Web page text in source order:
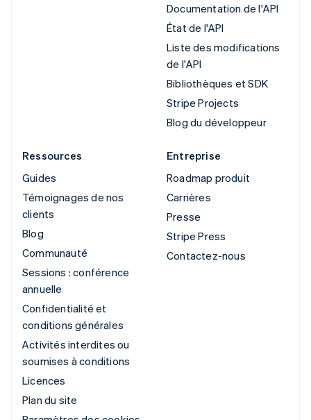
Documentation de l'API
État de l'API
Liste des modifications
de l'API
Bibliothèques et SDK
Stripe Projects
Blog du développeur
Ressources
Guides
Témoignages de nos
clients
Blog
Communauté
Sessions : conférence
annuelle
Confidentialité et
conditions générales
Activités interdites ou
soumises à conditions
Licences
Plan du site
Entreprise
Roadmap produit
Carrières
Presse
Stripe Press
Contactez-nous